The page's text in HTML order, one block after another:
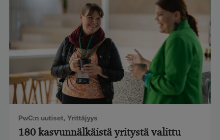
PwC:n uutiset, Yrittäjyys
180 kasvunnälkäistä yritystä valittu